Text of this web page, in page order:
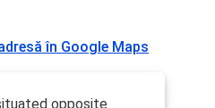
în Google Maps
opposite